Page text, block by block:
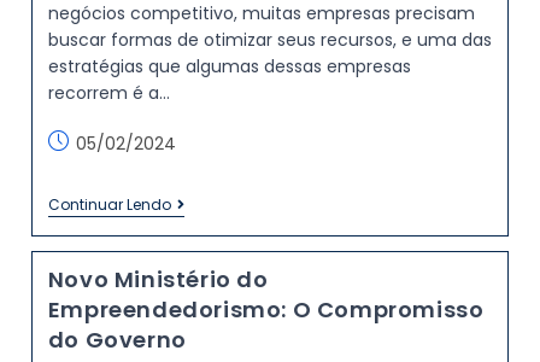
negócios competitivo, muitas empresas precisam
buscar formas de otimizar seus recursos, e uma das
estratégias que algumas dessas empresas
recorrem é a…
05/02/2024
Continuar Lendo
Novo Ministério do
Empreendedorismo: O Compromisso
do Governo